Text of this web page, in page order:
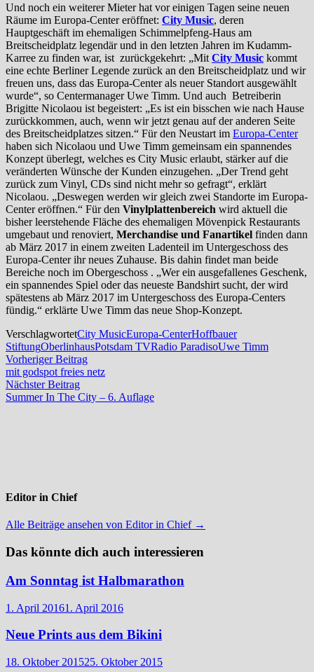
Und noch ein weiterer Mieter hat vor einigen Tagen seine neuen
Räume im Europa-Center eröffnet: City Music, deren
Hauptgeschäft im ehemaligen Schimmelpfeng-Haus am
Breitscheidplatz legendär und in den letzten Jahren im Kudamm-
Karree zu finden war, ist zurückgekehrt: „Mit City Music kommt
eine echte Berliner Legende zurück an den Breitscheidplatz und wir
freuen uns, dass das Europa-Center als neuer Standort ausgewählt
wurde“, so Centermanager Uwe Timm. Und auch Betreiberin
Brigitte Nicolaou ist begeistert: „Es ist ein bisschen wie nach Hause
zurückkommen, auch, wenn wir jetzt genau auf der anderen Seite
des Breitscheidplatzes sitzen.“ Für den Neustart im Europa-Center
haben sich Nicolaou und Uwe Timm gemeinsam ein spannendes
Konzept überlegt, welches es City Music erlaubt, stärker auf die
veränderten Wünsche der Kunden einzugehen. „Der Trend geht
zurück zum Vinyl, CDs sind nicht mehr so gefragt“, erklärt
Nicolaou. „Deswegen werden wir gleich zwei Standorte im Europa-
Center eröffnen.“ Für den Vinylplattenbereich wird aktuell die
bisher leerstehende Fläche des ehemaligen Mövenpick Restaurants
umgebaut und renoviert, Merchandise und Fanartikel finden dann
ab März 2017 in einem zweiten Ladenteil im Untergeschoss des
Europa-Center ihr neues Zuhause. Bis dahin findet man beide
Bereiche noch im Obergeschoss . „Wer ein ausgefallenes Geschenk,
ein spannendes Spiel oder das neueste Bandshirt sucht, der wird
spätestens ab März 2017 im Untergeschoss des Europa-Centers
fündig.“ erklärte Uwe Timm das neue Shop-Konzept.
VerschlagwortetCity MusicEuropa-CenterHoffbauer
StiftungOberlinhausPotsdam TVRadio ParadisoUwe Timm
Beitragsnavigation
Vorheriger BeitragVorheriger
Beitrag:
mit godspot freies netz
Nächster BeitragNächster
Beitrag:
Summer In The City – 6. Auflage
Editor in Chief
Alle Beiträge ansehen von Editor in Chief →
Das könnte dich auch interessieren
Am Sonntag ist Halbmarathon
1. April 20161. April 2016
Neue Prints aus dem Bikini
18. Oktober 201525. Oktober 2015